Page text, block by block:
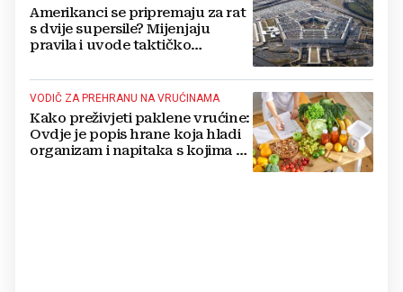
Amerikanci se pripremaju za rat
s dvije supersile? Mijenjaju
pravila i uvode taktičko
VODIČ ZA PREHRANU NA VRUĆINAMA
Kako preživjeti paklene vrućine:
Ovdje je popis hrane koja hladi
organizam i napitaka s kojima si